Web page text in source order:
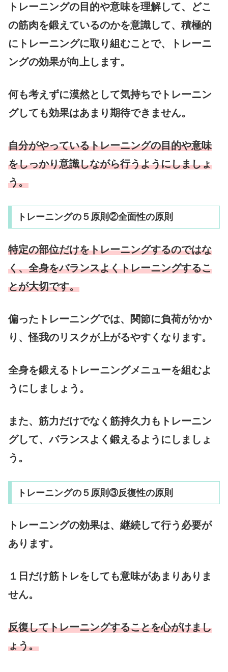
トレーニングの目的や意味を理解して、どこ
の筋肉を鍛えているのかを意識して、積極的
にトレーニングに取り組むことで、トレーニ
ングの効果が向上します。
何も考えずに漠然として気持ちでトレーニン
グしても効果はあまり期待できません。
自分がやっているトレーニングの目的や意味
をしっかり意識しながら行うようにしましょ
う。
トレーニングの５原則②全面性の原則
特定の部位だけをトレーニングするのではな
く、全身をバランスよくトレーニングするこ
とが大切です。
偏ったトレーニングでは、関節に負荷がかか
り、怪我のリスクが上がるやすくなります。
全身を鍛えるトレーニングメニューを組むよ
うにしましょう。
また、筋力だけでなく筋持久力もトレーニン
グして、バランスよく鍛えるようにしましょ
う。
トレーニングの５原則③反復性の原則
トレーニングの効果は、継続して行う必要が
あります。
１日だけ筋トレをしても意味があまりありま
せん。
反復してトレーニングすることを心がけまし
ょう。